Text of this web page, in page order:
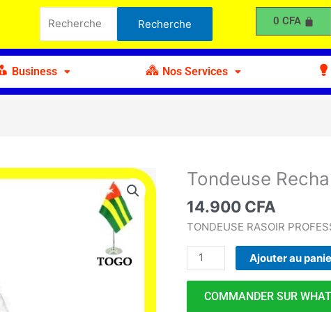
pour :
Recherche 0 CFA
Business Nos Services
Tondeuse
14.900 CFA
TONDEUSE RASOIR
quantité
Tondeuse
Rechargeable
699
Ajouter au
COMMANDER SUR
Rechargeable
Plus